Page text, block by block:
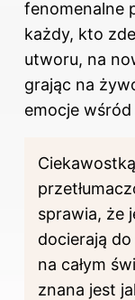
fenomenalne
każdy, kto
utworu, na
grając na
emocje wśród
sprawia, że
docierają
na całym
znana jest